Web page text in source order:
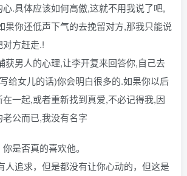
.具体应该如何高傲,这就不用我说了吧,
果你还低声下气的去挽留对方,那我只能说
方赶走.!
获男人的心理,让李开复来回答你,自己去
给女儿的话)你会明白很多的.如果你以后
一起,或者重新找到真爱,不必记得我,因
公而已,我没有名字
是否真的喜欢他。
人追求，但是都没有让你心动的，但这是